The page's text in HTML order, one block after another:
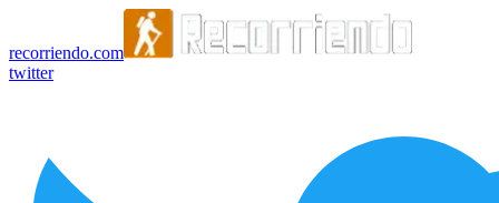
recorriendo.com
twitter